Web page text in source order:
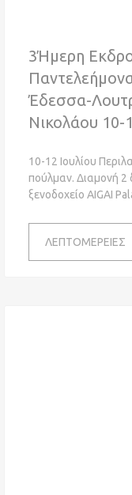
3Ήμερη
Έδεσσα-
Νικολάου 10-
10-12 Ιουλίου
πούλμαν. Διαμονή 2
ξενοδοχείο AIGAI
ΛΕΠΤΟΜΕΡΕΙΕΣ